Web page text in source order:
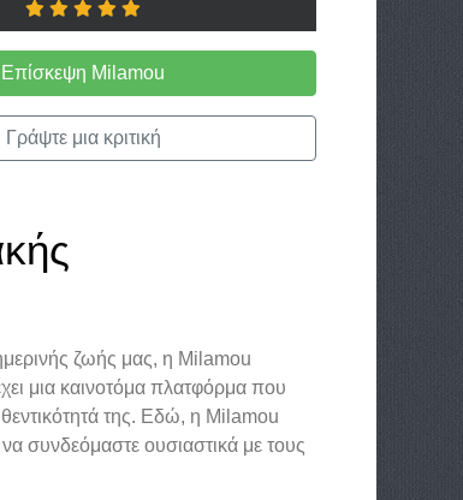
Επίσκεψη Milamou
Γράψτε μια κριτική
ζωής μας, η Milamou
μια καινοτόμα πλατφόρμα που
της. Εδώ, η Milamou
συνδεόμαστε ουσιαστικά με τους